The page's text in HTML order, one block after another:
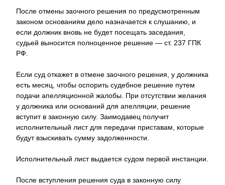
После отмены заочного решения по предусмотренным
законом основаниям дело назначается к слушанию, и
если должник вновь не будет посещать заседания,
судьей выносится полноценное решение — ст. 237 ГПК
РФ.
Если суд откажет в отмене заочного решения, у должника
есть месяц, чтобы оспорить судебное решение путем
подачи апелляционной жалобы. При отсутствии желания
у должника или оснований для апелляции, решение
вступит в законную силу. Заимодавец получит
исполнительный лист для передачи приставам, которые
будут взыскивать сумму задолженности.
Исполнительный лист выдается судом первой инстанции.
После вступления решения суда в законную силу